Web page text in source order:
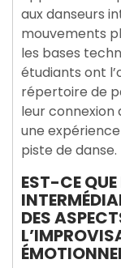
aux danseurs
mouvements
les bases
étudiants ont
répertoire de
leur
une
piste de danse.
EST-CE
DES